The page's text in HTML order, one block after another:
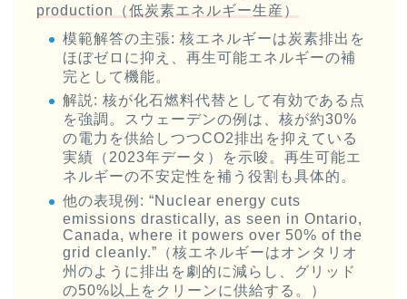
production（低炭素エネルギー生産）
模範解答の主張: 核エネルギーは炭素排出を
ほぼゼロに抑え、再生可能エネルギーの補
完として機能。
解説 : 核が化石燃料代替として有効である点
を強調。スウェーデンの例は、核が約30%
の電力を供給しつつCO2排出を抑えている
実績（2023年データ）を示唆。再生可能エ
ネルギーの不安定性を補う役割も具体的。
他の表現例 : “Nuclear energy cuts
emissions drastically, as seen in Ontario,
Canada, where it powers over 50% of the
grid cleanly.”（核エネルギーはオンタリオ
州のように排出を劇的に減らし、グリッド
の50%以上をクリーンに供給する。）